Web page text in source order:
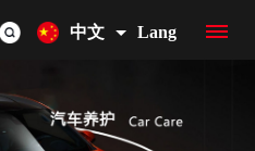
中文 Lang